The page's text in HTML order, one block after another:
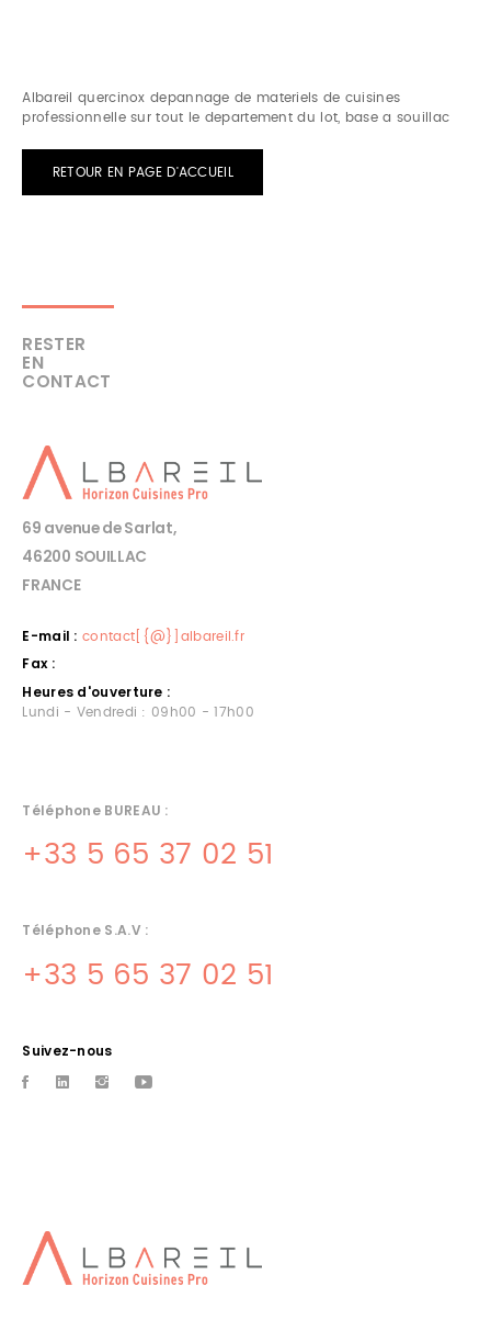
Albareil quercinox depannage de materiels de cuisines
professionnelle sur tout le departement du lot, base a souillac
RETOUR EN PAGE D'ACCUEIL
RESTER
EN
CONTACT
69 avenue de Sarlat,
46200 SOUILLAC
FRANCE
E-mail : contact[{@}]albareil.fr
Fax :
Heures d'ouverture :
Lundi - Vendredi : 09h00 - 17h00
Téléphone BUREAU :
+33 5 65 37 02 51
Téléphone S.A.V :
+33 5 65 37 02 51
Suivez-nous
INSTALLATION CUISINE